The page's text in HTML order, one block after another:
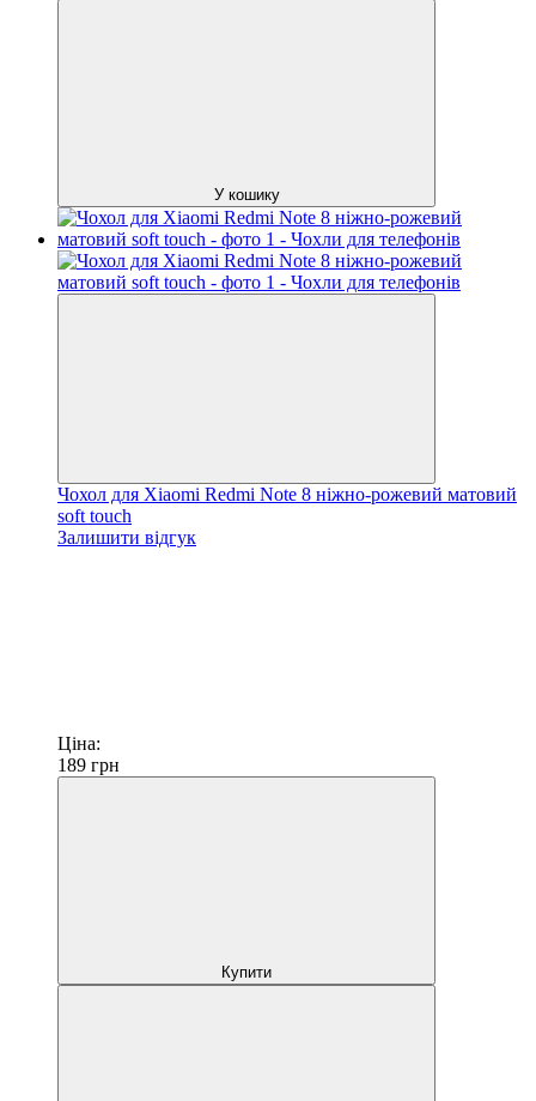
У кошику
Чохол для Xiaomi Redmi Note 8 ніжно-рожевий матовий
soft touch
Залишити відгук
Ціна:
189 грн
Купити